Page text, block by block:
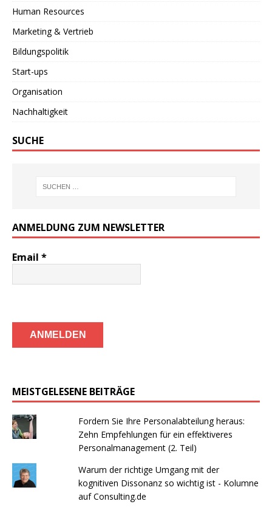
Human Resources
Marketing & Vertrieb
Bildungspolitik
Start-ups
Organisation
Nachhaltigkeit
SUCHE
ANMELDUNG ZUM NEWSLETTER
Email *
MEISTGELESENE BEITRÄGE
Fordern Sie Ihre Personalabteilung heraus:
Zehn Empfehlungen für ein effektiveres
Personalmanagement (2. Teil)
Warum der richtige Umgang mit der
kognitiven Dissonanz so wichtig ist - Kolumne
auf Consulting.de